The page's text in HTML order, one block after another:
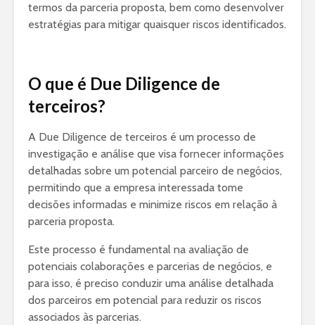
termos da parceria proposta, bem como desenvolver
estratégias para mitigar quaisquer riscos identificados.
O que é Due Diligence de
terceiros?
A Due Diligence de terceiros é um processo de
investigação e análise que visa fornecer informações
detalhadas sobre um potencial parceiro de negócios,
permitindo que a empresa interessada tome
decisões informadas e minimize riscos em relação à
parceria proposta.
Este processo é fundamental na avaliação de
potenciais colaborações e parcerias de negócios, e
para isso, é preciso conduzir uma análise detalhada
dos parceiros em potencial para reduzir os riscos
associados às parcerias.